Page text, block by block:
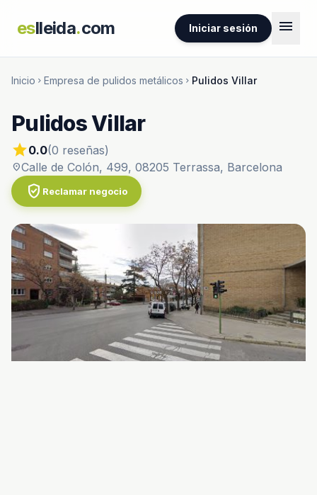
eslleida.com Iniciar sesión menu
Inicio chevron_right Empresa de pulidos metálicos chevron_right Pulidos Villar
Pulidos Villar
star0.0(0 reseñas)
location_onCalle de Colón, 499, 08205 Terrassa, Barcelona
verified_user Reclamar negocio